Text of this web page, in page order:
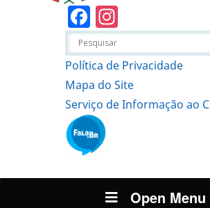
Facebook
Política de Privacidade
Mapa do Site
Serviço de Informação ao
Open Menu